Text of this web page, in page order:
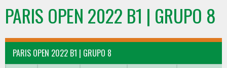
PARIS OPEN 2022 B1 | GRUPO 8
PARIS OPEN 2022 B1 | GRUPO 8